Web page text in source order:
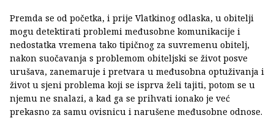
Premda se od početka, i prije Vlatkinog odlaska, u obitelji
mogu detektirati problemi međusobne komunikacije i
nedostatka vremena tako tipičnog za suvremenu obitelj,
nakon suočavanja s problemom obiteljski se život posve
urušava, zanemaruje i pretvara u međusobna optuživanja i
život u sjeni problema koji se isprva želi tajiti, potom se u
njemu ne snalazi, a kad ga se prihvati ionako je već
prekasno za samu ovisnicu i narušene međusobne odnose.